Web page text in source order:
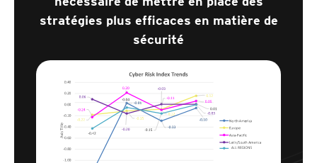
stratégies plus efficaces en matière de
sécurité